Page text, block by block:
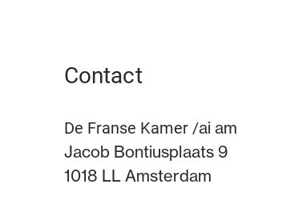
Contact
De Franse Kamer /ai am
Jacob Bontiusplaats 9
1018 LL Amsterdam